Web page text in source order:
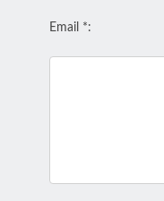
Email *: